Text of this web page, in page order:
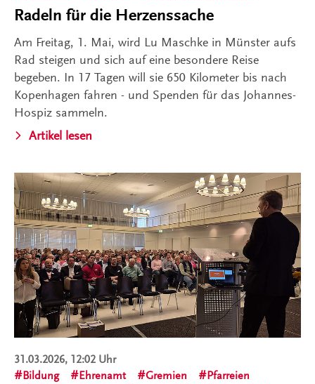
Radeln für die Herzenssache
Am Freitag, 1. Mai, wird Lu Maschke in Münster aufs
Rad steigen und sich auf eine besondere Reise
begeben. In 17 Tagen will sie 650 Kilometer bis nach
Kopenhagen fahren - und Spenden für das Johannes-
Hospiz sammeln.
Artikel lesen
31.03.2026, 12:02 Uhr
Bildung
Ehrenamt Gremien
Pfarreien